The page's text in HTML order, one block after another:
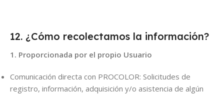
12. ¿Cómo recolectamos la información?
1. Proporcionada por el propio Usuario
Comunicación directa con PROCOLOR: Solicitudes de
registro, información, adquisición y/o asistencia de algún